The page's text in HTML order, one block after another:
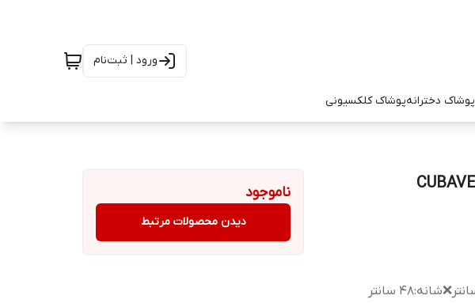
ورود | ثبت‌نام
پوشاک دخترانهپوشاک کلکسیونی
ناموجود
دیدن محصولات مرتبط